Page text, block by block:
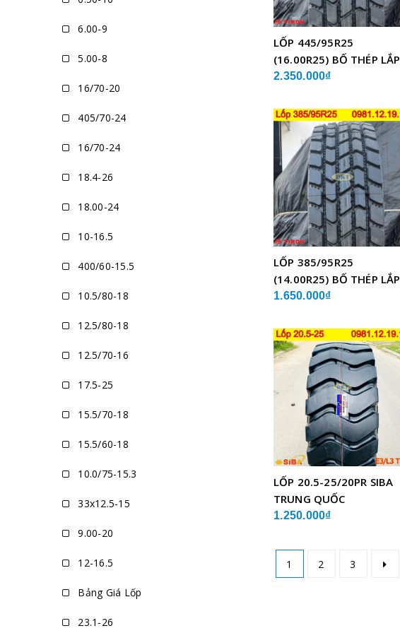
LỐP 445/95R25
(16.00R25) BỐ THÉP LẮP
XE CẨU
2.350.000₫
LỐP 385/95R25
(14.00R25) BỐ THÉP LẮP
XE CẨU
1.650.000₫
LỐP 20.5-25/20PR SIBA
TRUNG QUỐC
1.250.000₫
1 2 3
6.00-9
5.00-8
16/70-20
405/70-24
16/70-24
18.4-26
18.00-24
10-16.5
400/60-15.5
10.5/80-18
12.5/80-18
12.5/70-16
17.5-25
15.5/70-18
15.5/60-18
10.0/75-15.3
33x12.5-15
9.00-20
12-16.5
Bảng Giá Lốp
23.1-26